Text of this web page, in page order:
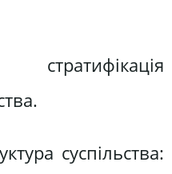
суспільства: